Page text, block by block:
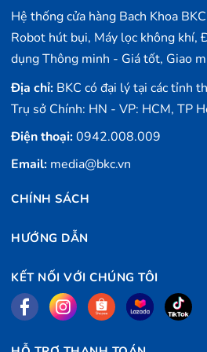
tầng ✅Tính năng: 👉Trạm sạc
tường nhỏ gọn với chiều cao chỉ
tiết kiệm không gian đáng kể,
Hệ thống cửa hàng Bach Khoa
Robot hút bụi, Máy lọc không khí,
dụng Thông minh - Giá tốt, Giao
Địa chỉ: BKC có đại lý tại các tỉnh
Trụ sở Chính: HN - VP: HCM, TP
Điện thoại:0942.008.009
Email: media@bkc.vn
CHÍNH SÁCH
HƯỚNG DẪN
KẾT NỐI VỚI CHÚNG TÔI